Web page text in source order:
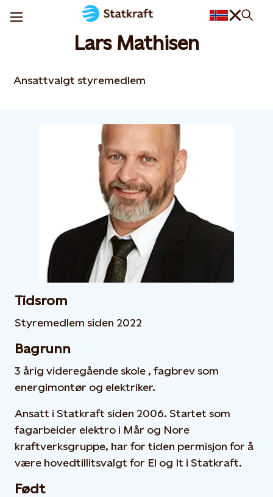
Lars Mathisen
Ansattvalgt styremedlem
Tidsrom
Styremedlem siden 2022
Bagrunn
3 årig videregående skole , fagbrev som
energimontør og elektriker.
Ansatt i Statkraft siden 2006. Startet som
fagarbeider elektro i Mår og Nore
kraftverksgruppe, har for tiden permisjon for å
være hovedtillitsvalgt for El og It i Statkraft.
Født